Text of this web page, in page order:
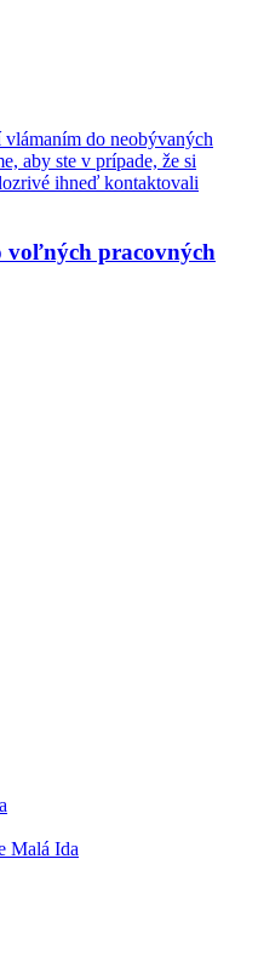
do neobývaných
aby ste v prípade, že si
ihneď kontaktovali
voľných pracovných
Malá Ida